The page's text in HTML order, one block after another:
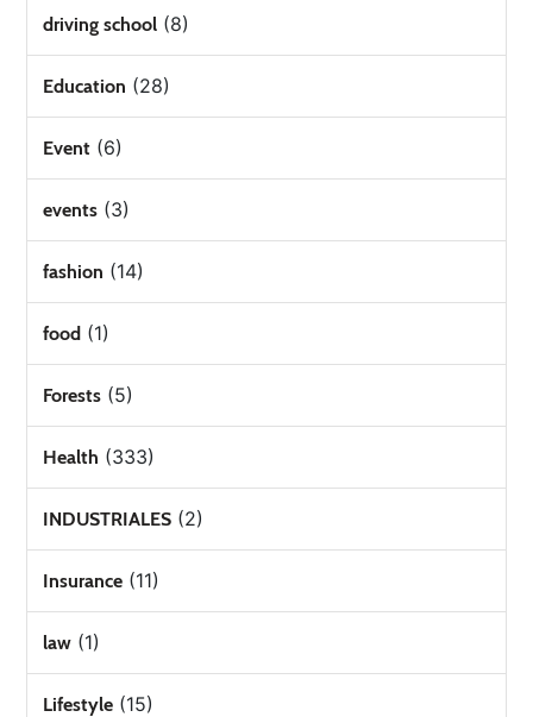
driving school (8)
Education (28)
Event (6)
events (3)
fashion (14)
food (1)
Forests (5)
Health (333)
INDUSTRIALES (2)
Insurance (11)
law (1)
Lifestyle (15)